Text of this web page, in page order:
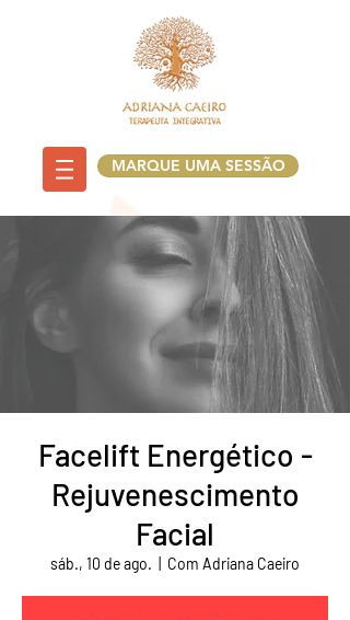
MARQUE UMA SESSÃO
Facelift Energético -
Rejuvenescimento
Facial
sáb., 10 de ago. Com Adriana Caeiro